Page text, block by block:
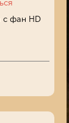
с фан HD